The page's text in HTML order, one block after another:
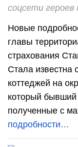
соцсети героев
Новые
главы
страхования
Стала известна
коттеджей на
который бывший
полученные с
подробности…